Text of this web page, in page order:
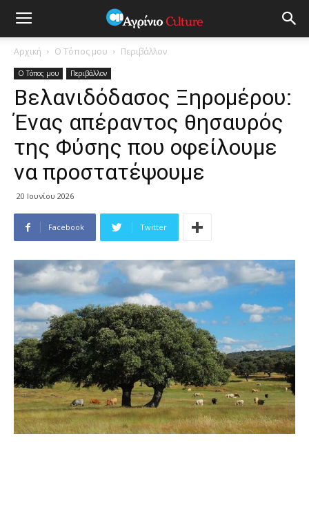
Αρχική Ο Τόπος μου Περιβάλλον
Ο Τόπος μου Περιβάλλον
Βελανιδόδασος Ξηρομέρου:
Ένας απέραντος θησαυρός
της Φύσης που οφείλουμε
να προστατέψουμε
20 Ιουνίου 2026
Facebook Twitter